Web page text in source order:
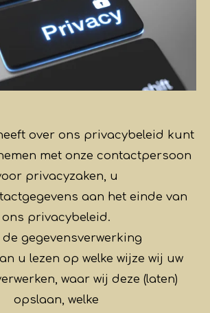
over ons privacybeleid kunt
met onze contactpersoon
privacyzaken, u
aan het einde van
ons privacybeleid.
gegevensverwerking
u lezen op welke wijze wij uw
waar wij deze (laten)
opslaan, welke